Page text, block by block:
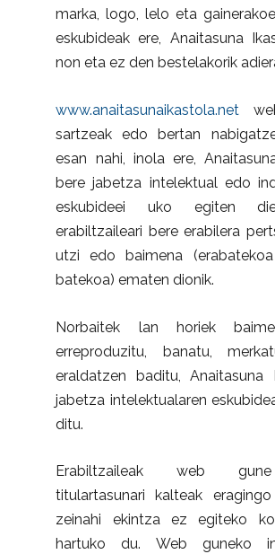
marka, logo, lelo eta
eskubideak ere, Anaitasuna
non eta ez den bestelakorik
www.anaitasunaikastola.net
sartzeak edo bertan
esan nahi, inola ere,
bere jabetza intelektual edo
eskubideei uko egiten
erabiltzaileari bere erabilera
utzi edo baimena
batekoa) ematen dionik.
Norbaitek lan horiek
erreproduzitu, banatu,
eraldatzen baditu, Anaitasuna
jabetza intelektualaren
ditu.
Erabiltzaileak web
titulartasunari kalteak
zeinahi ekintza ez egiteko
hartuko du. Web guneko